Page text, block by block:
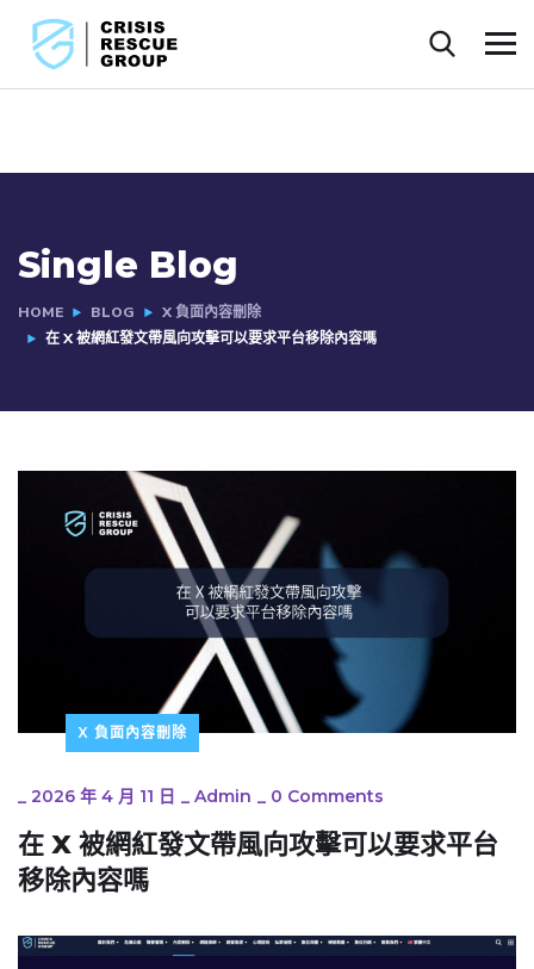
Single Blog
HOME BLOG
X 負面內容刪除
在 X 被網紅發文帶風向攻擊可以要求平台移除內容嗎
X 負面內容刪除
_ 2026 年 4 月 11 日 _ Admin _ 0 Comments
在 X 被網紅發文帶風向攻擊可以要求平台
移除內容嗎